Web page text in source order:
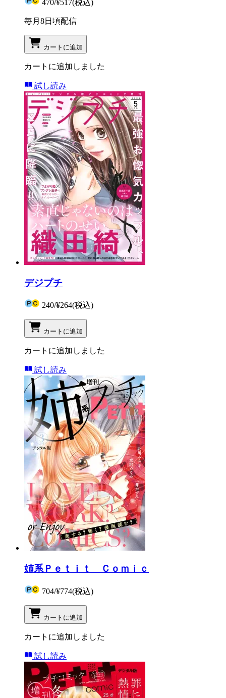
470/¥517(税込)
毎月8日頃配信
カートに追加
カートに追加しました
試し読み
デジプチ
240/¥264(税込)
カートに追加
カートに追加しました
試し読み
姉系Ｐｅｔｉｔ Ｃｏｍｉｃ
704/¥774(税込)
カートに追加
カートに追加しました
試し読み